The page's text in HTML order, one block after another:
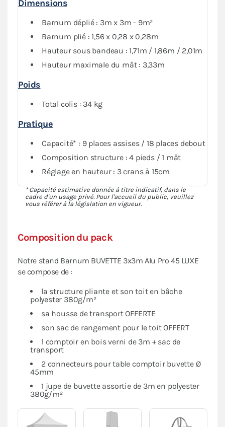
garantissentune finition esthétique et la durabilité
de votre installation, le tout avec des sacs inclus pour
vous accompagner partout.
Composition du pack
Notre stand Barnum BUVETTE 3x3m Alu Pro 45 LUXE
se compose de :
la structure pliante et son toit en bâche
polyester 380g/m²
sa housse de transport OFFERTE
son sac de rangement pour le toit OFFERT
1 comptoir en bois verni de 3m + sac de
transport
2 connecteurs pour table comptoir buvette Ø
45mm
1 jupe de buvette assortie de 3m en polyester
380g/m²
Dimensions
Barnum déplié : 3m x 3m - 9m²
Barnum plié : 1,56 x 0,28 x 0,28m
Hauteur sous bandeau : 1,71m / 1,86m / 2,01m
Hauteur maximale du mât : 3,33m
Poids
Total colis : 34 kg
Pratique
Capacité* : 9 places assises / 18 places debout
Composition structure : 4 pieds / 1 mât
Réglage en hauteur : 3 crans à 15cm
* Capacité estimative donnée à titre indicatif, dans le
cadre d'un usage privé. Pour l'accueil du public, veuillez
vous référer à la législation en vigueur.